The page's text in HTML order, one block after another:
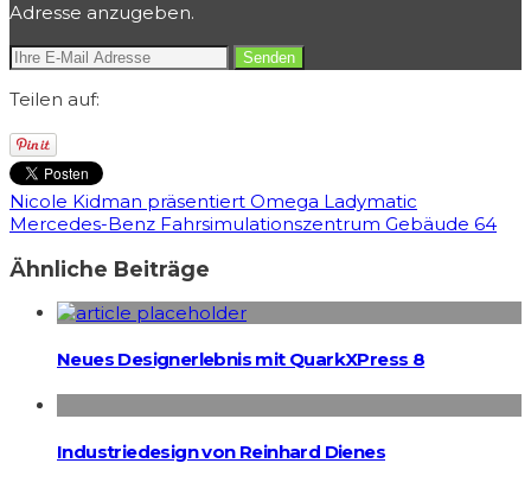
Adresse anzugeben.
Teilen auf:
Nicole Kidman präsentiert Omega Ladymatic
Mercedes-Benz Fahrsimulationszentrum Gebäude 64
Ähnliche Beiträge
Neues Designerlebnis mit QuarkXPress 8
Industriedesign von Reinhard Dienes